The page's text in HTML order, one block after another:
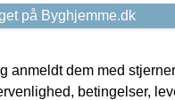
på Byghjemme.dk
dem med
betingelser,